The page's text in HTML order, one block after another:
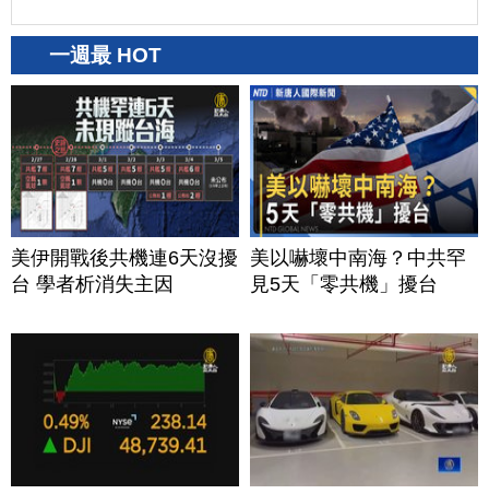
一週最 HOT
美伊開戰後共機連6天沒擾
台 學者析消失主因
美以嚇壞中南海？中共罕
見5天「零共機」擾台